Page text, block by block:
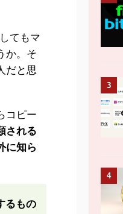
てもマ
か。そ
だと思
コピー
される
に知ら
るもの
3
4